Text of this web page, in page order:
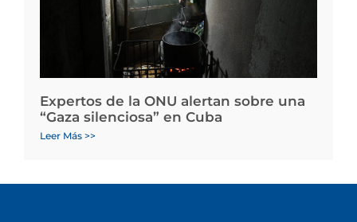
Expertos de la ONU alertan sobre una
“Gaza silenciosa” en Cuba
Leer Más >>